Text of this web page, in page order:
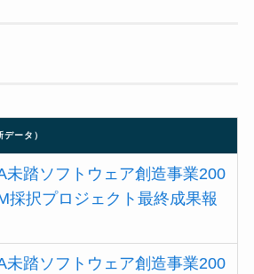
ータ）
未踏ソフトウェア創造事業200
採択プロジェクト最終成果報
未踏ソフトウェア創造事業200